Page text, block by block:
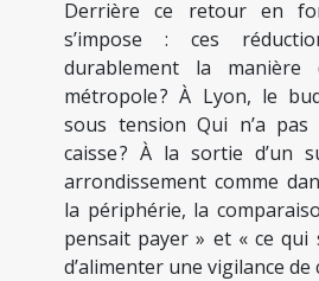
Derrière ce retour en
s’impose : ces
durablement la manière
métropole ? À Lyon, le
sous tension Qui n’a
caisse ? À la sortie d’un
arrondissement comme
la périphérie, la
pensait payer » et « ce qui
d’alimenter une vigilance de